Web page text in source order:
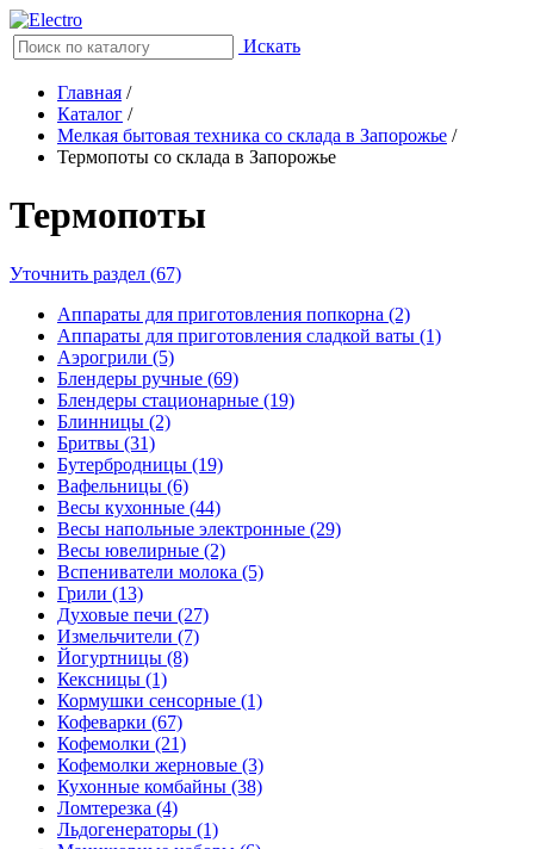
Искать
Главная /
Каталог /
Мелкая бытовая техника со склада в Запорожье /
Термопоты со склада в Запорожье
Термопоты
Уточнить раздел (67)
Аппараты для приготовления попкорна (2)
Аппараты для приготовления сладкой ваты (1)
Аэрогрили (5)
Блендеры ручные (69)
Блендеры стационарные (19)
Блинницы (2)
Бритвы (31)
Бутербродницы (19)
Вафельницы (6)
Весы кухонные (44)
Весы напольные электронные (29)
Весы ювелирные (2)
Вспениватели молока (5)
Грили (13)
Духовые печи (27)
Измельчители (7)
Йогуртницы (8)
Кексницы (1)
Кормушки сенсорные (1)
Кофеварки (67)
Кофемолки (21)
Кофемолки жерновые (3)
Кухонные комбайны (38)
Ломтерезка (4)
Льдогенераторы (1)